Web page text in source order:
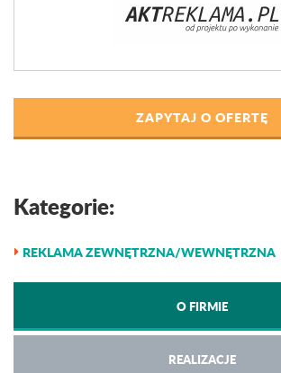
ZAPYTAJ O OFERTĘ
Kategorie:
REKLAMA ZEWNĘTRZNA/WEWNĘTRZNA
O FIRMIE
REALIZACJE